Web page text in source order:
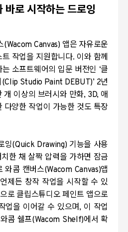
바로 시작하는 드로잉
(Wacom Canvas) 앱은 자유로운
작업을 지원합니다. 이와 함께
소프트웨어의 입문 버전인 ‘클
(Clip Studio Paint DEBUT)’ 2년
개 이상의 브러시와 만화, 3D, 애
다양한 작업이 가능한 것도 특장
잉(Quick Drawing) 기능을 사용
한 채 살짝 압력을 가하면 잠금
와콤 캔버스(Wacom Canvas)앱
제든 창작 작업을 시작할 수 있
로 클립스튜디오 페인트 앱으로
업을 이어갈 수 있으며, 이 작업
콤 쉘프(Wacom Shelf)에서 확